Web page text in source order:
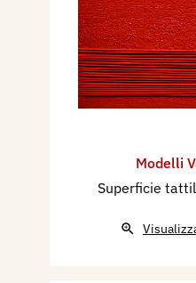
Modelli
Superficie